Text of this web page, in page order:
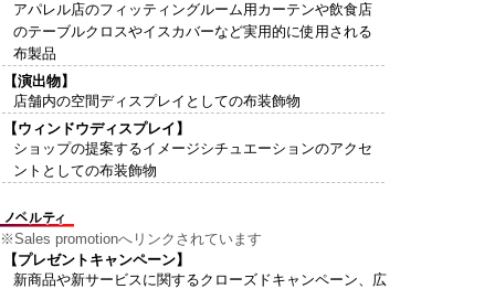
アパレル店のフィッティングルーム用カーテンや飲食店
のテーブルクロスやイスカバーなど実用的に使用される
布製品
【演出物】
店舗内の空間ディスプレイとしての布装飾物
【ウィンドウディスプレイ】
ショップの提案するイメージシチュエーションのアクセ
ントとしての布装飾物
※Sales promotionへリンクされています
【プレゼントキャンペーン】
新商品や新サービスに関するクローズドキャンペーン、広